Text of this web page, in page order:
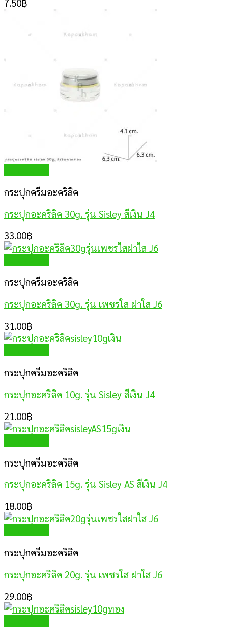
7.50฿
กระปุกครีมอะคริลิค
กระปุกอะคริลิค 30g. รุ่น Sisley สีเงิน J4
33.00฿
กระปุกครีมอะคริลิค
กระปุกอะคริลิค 30g. รุ่น เพชรใส ฝาใส J6
31.00฿
กระปุกครีมอะคริลิค
กระปุกอะคริลิค 10g. รุ่น Sisley สีเงิน J4
21.00฿
กระปุกครีมอะคริลิค
กระปุกอะคริลิค 15g. รุ่น Sisley AS สีเงิน J4
18.00฿
กระปุกครีมอะคริลิค
กระปุกอะคริลิค 20g. รุ่น เพชรใส ฝาใส J6
29.00฿